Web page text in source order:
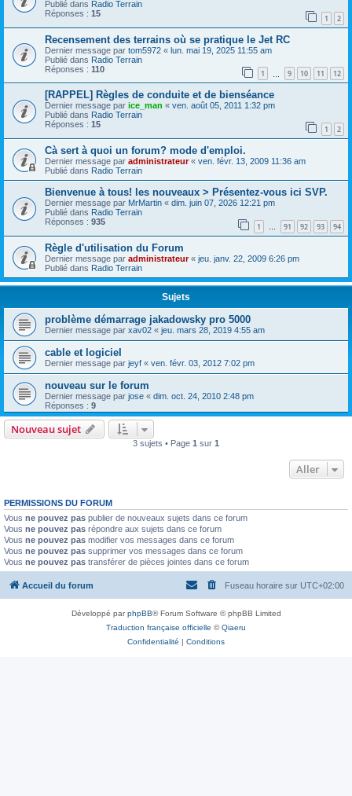
Publié dans Radio Terrain
Réponses : 15 1 2
Recensement des terrains où se pratique le Jet RC
Dernier message par tom5972 « lun. mai 19, 2025 11:55 am
Publié dans Radio Terrain
Réponses : 110 1 9 10 11 12
[RAPPEL] Règles de conduite et de bienséance
Dernier message par ice_man « ven. août 05, 2011 1:32 pm
Publié dans Radio Terrain
Réponses : 15 1 2
Cà sert à quoi un forum? mode d'emploi.
Dernier message par administrateur« ven. févr. 13, 2009 11:36 am
Publié dans Radio Terrain
Bienvenue à tous! les nouveaux > Présentez-vous ici SVP.
Dernier message par MrMartin « dim. juin 07, 2026 12:21 pm
Publié dans Radio Terrain
Réponses : 935 1 … 91 92 93 94
Règle d'utilisation du Forum
Dernier message par administrateur« jeu. janv. 22, 2009 6:26 pm
Publié dans Radio Terrain
Sujets
problème démarrage jakadowsky pro 5000
Dernier message par xav02 « jeu. mars 28, 2019 4:55 am
cable et logiciel
Dernier message par jeyf « ven. févr. 03, 2012 7:02 pm
nouveau sur le forum
Dernier message par jose « dim. oct. 24, 2010 2:48 pm
Réponses : 9
Nouveau sujet
3 sujets • Page 1 sur 1
Aller
PERMISSIONS DU FORUM
Vous ne pouvez pas publier de nouveaux sujets dans ce forum
Vous ne pouvez pas répondre aux sujets dans ce forum
Vous ne pouvez pas modifier vos messages dans ce forum
Vous ne pouvez pas supprimer vos messages dans ce forum
Vous ne pouvez pas transférer de pièces jointes dans ce forum
Accueil du forum Fuseau horaire sur UTC+02:00
Développé parphpBB® Forum Software © phpBB Limited
Traduction française officielle ©Qiaeru
Confidentialité | Conditions